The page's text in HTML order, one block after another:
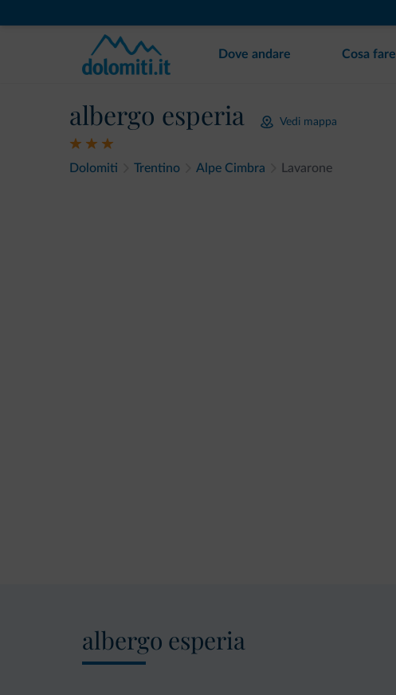
Dove andare Cosa fare
albergo esperia Vedi mappa
Dolomiti Trentino Alpe Cimbra Lavarone
albergo esperia